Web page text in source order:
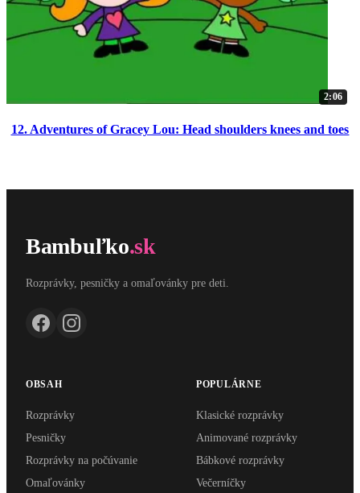
2:06
12. Adventures of Gracey Lou: Head shoulders knees and toes
Bambuľko.sk
Rozprávky, pesničky a omaľovánky pre deti.
OBSAH
Rozprávky
Pesničky
Rozprávky na počúvanie
Omaľovánky
POPULÁRNE
Klasické rozprávky
Animované rozprávky
Bábkové rozprávky
Večerníčky